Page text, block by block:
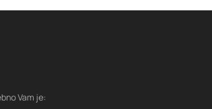
Vam je: